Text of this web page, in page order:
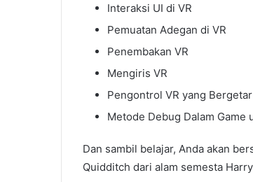
Interaksi UI di VR
Pemuatan Adegan di VR
Penembakan VR
Mengiris VR
Pengontrol VR yang Bergetar
Metode Debug Dalam Game
Dan sambil belajar, Anda akan
Quidditch dari alam semesta